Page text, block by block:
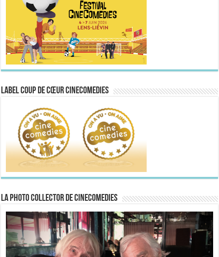
Label Coup de Cœur CineComedies
La Photo collector de CineComedies